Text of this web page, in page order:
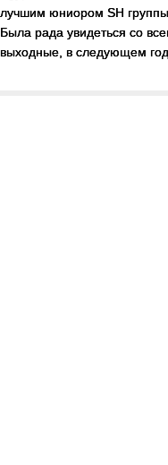
лучшим юниором SH
Была рада увидеться со
выходные, в следующем